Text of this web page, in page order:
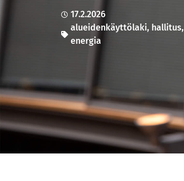
17.2.2026
alueidenkäyttölaki, hallitus,
energia